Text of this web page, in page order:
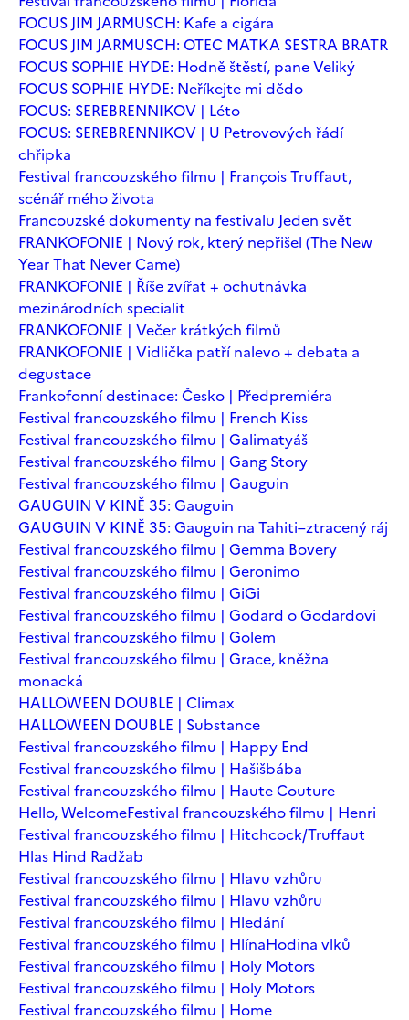
FOCUS JIM JARMUSCH: Kafe a cigára
FOCUS JIM JARMUSCH: OTEC MATKA SESTRA BRATR
FOCUS SOPHIE HYDE: Hodně štěstí, pane Veliký
FOCUS SOPHIE HYDE: Neříkejte mi dědo
FOCUS: SEREBRENNIKOV | Léto
FOCUS: SEREBRENNIKOV | U Petrovových řádí
chřipka
Festival francouzského filmu | François Truffaut,
scénář mého života
Francouzské dokumenty na festivalu Jeden svět
FRANKOFONIE | Nový rok, který nepřišel (The New
Year That Never Came)
FRANKOFONIE | Říše zvířat + ochutnávka
mezinárodních specialit
FRANKOFONIE | Večer krátkých filmů
FRANKOFONIE | Vidlička patří nalevo + debata a
degustace
Frankofonní destinace: Česko | Předpremiéra
Festival francouzského filmu | French Kiss
Festival francouzského filmu | Galimatyáš
Festival francouzského filmu | Gang Story
Festival francouzského filmu | Gauguin
GAUGUIN V KINĚ 35: Gauguin
GAUGUIN V KINĚ 35: Gauguin na Tahiti–ztracený ráj
Festival francouzského filmu | Gemma Bovery
Festival francouzského filmu | Geronimo
Festival francouzského filmu | GiGi
Festival francouzského filmu | Godard o Godardovi
Festival francouzského filmu | Golem
Festival francouzského filmu | Grace, kněžna
monacká
HALLOWEEN DOUBLE | Climax
HALLOWEEN DOUBLE | Substance
Festival francouzského filmu | Happy End
Festival francouzského filmu | Hašišbába
Festival francouzského filmu | Haute Couture
Hello, WelcomeFestival francouzského filmu | Henri
Festival francouzského filmu | Hitchcock/Truffaut
Hlas Hind Radžab
Festival francouzského filmu | Hlavu vzhůru
Festival francouzského filmu | Hlavu vzhůru
Festival francouzského filmu | Hledání
Festival francouzského filmu | HlínaHodina vlků
Festival francouzského filmu | Holy Motors
Festival francouzského filmu | Holy Motors
Festival francouzského filmu | Home